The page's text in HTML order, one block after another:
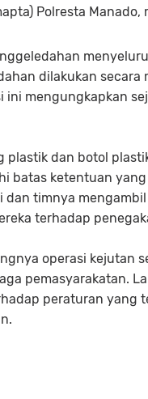
Polresta
dilakukan
ini mengungkapkan
plastik dan botol
batas ketentuan
dan timnya
terhadap
operasi kejutan
pemasyarakatan.
peraturan yang